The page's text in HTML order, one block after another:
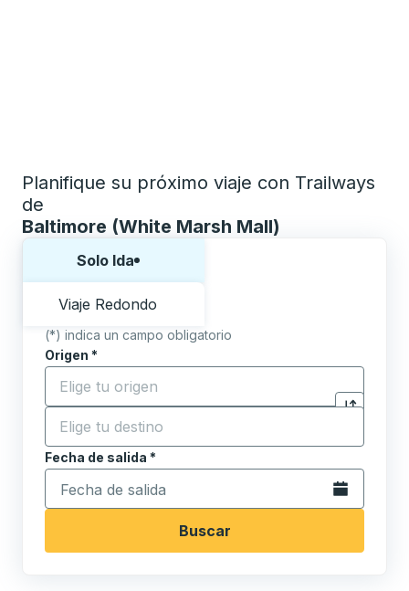
Planifique su próximo viaje con Trailways
de
Baltimore (White Marsh Mall)
Solo Ida
Viaje Redondo
(*) indica un campo obligatorio
Origen *
Comience a escribir la ciudad de origen para abrir
Haga clic
Destino *
Comience a escribir la ciudad de destino para abrir
Fecha de salida *
Escriba la fecha en formato de fecha Barra diagonal
Abra el
Buscar